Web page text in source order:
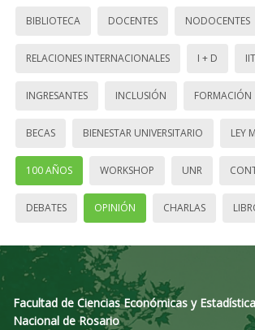
BIBLIOTECA DOCENTES NODOCENTES
RELACIONES INTERNACIONALES I + D
INGRESANTES INCLUSIÓN FORMACIÓN
BECAS BIENESTAR UNIVERSITARIO LEY
100 AÑOS WORKSHOP UNR
DEBATES OPINIÓN CHARLAS
Facultad de Ciencias Económicas y
Nacional de Rosario